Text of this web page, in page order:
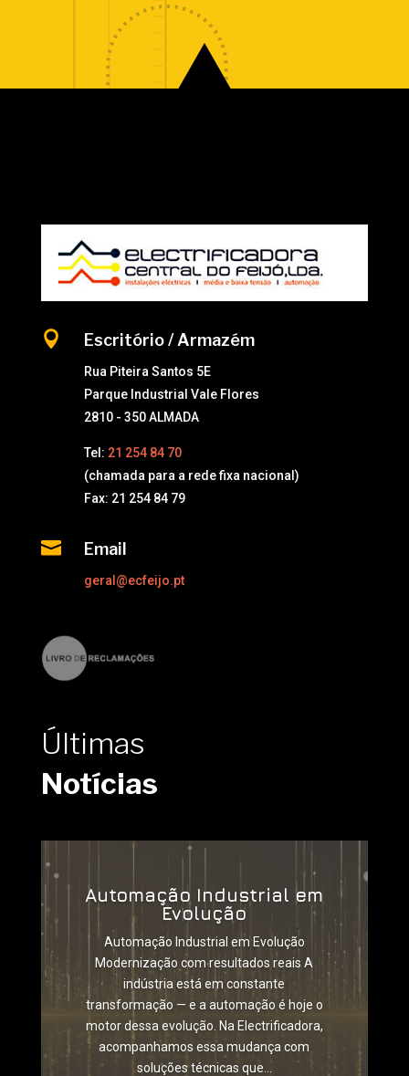
 Escritório / Armazém
Rua Piteira Santos 5E
Parque Industrial Vale Flores
2810 - 350 ALMADA
Tel: 21 254 84 70
(chamada para a rede fixa nacional)
Fax: 21 254 84 79
 Email
geral@ecfeijo.pt
Últimas
Notícias
Automação Industrial em
Evolução
Automação Industrial em Evolução
Modernização com resultados reais A
indústria está em constante
transformação — e a automação é hoje o
motor dessa evolução. Na Electrificadora,
acompanhamos essa mudança com
soluções técnicas que...